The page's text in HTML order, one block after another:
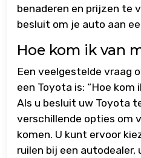
benaderen en prijzen te
besluit om je auto aan
Hoe kom ik van
Een veelgestelde vraag
een Toyota is: “Hoe kom
Als u besluit uw Toyota
verschillende opties om
komen. U kunt ervoor
ruilen bij een